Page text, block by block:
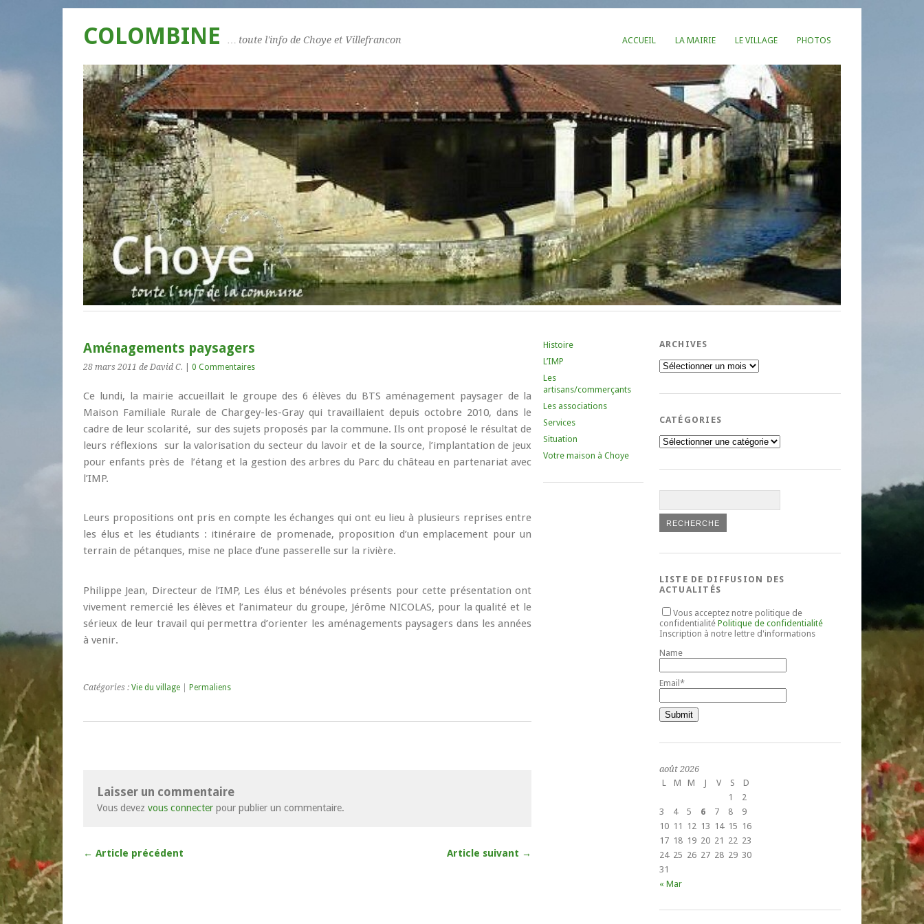
ACCUEIL LA MAIRIE LE VILLAGE PHOTOS
COLOMBINE … toute l'info de Choye et Villefrancon
Aménagements paysagers
28 mars 2011 de David C. 0 Commentaires
Ce lundi, la mairie accueillait le groupe des 6 élèves du BTS aménagement paysager de la
Maison Familiale Rurale de Chargey-les-Gray qui travaillaient depuis octobre 2010, dans le
cadre de leur scolarité, sur des sujets proposés par la commune. Ils ont proposé le résultat de
leurs réflexions sur la valorisation du secteur du lavoir et de la source, l’implantation de jeux
pour enfants près de l’étang et la gestion des arbres du Parc du château en partenariat avec
l’IMP.
Leurs propositions ont pris en compte les échanges qui ont eu lieu à plusieurs reprises entre
les élus et les étudiants : itinéraire de promenade, proposition d’un emplacement pour un
terrain de pétanques, mise ne place d’une passerelle sur la rivière.
Philippe Jean, Directeur de l’IMP, Les élus et bénévoles présents pour cette présentation ont
vivement remercié les élèves et l’animateur du groupe, Jérôme NICOLAS, pour la qualité et le
sérieux de leur travail qui permettra d’orienter les aménagements paysagers dans les années
à venir.
Catégories : Vie du village Permaliens
Laisser un commentaire
Vous devez vous connecter pour publier un commentaire.
← Article précédent Article suivant →
Histoire
L’IMP
Les
artisans/commerçants
Les associations
Services
Situation
Votre maison à Choye
ARCHIVES
Archives
CATÉGORIES
Catégories
LISTE DE DIFFUSION DES
ACTUALITÉS
Vous acceptez notre politique de
confidentialité Politique de confidentialité
Inscription à notre lettre d'informations
Name
Email*
août 2026
L
M M J V S
D
1
2
3
4 5 6 7 8
9
10 11 12 13 14 15 16
17 18 19 20 21 22 23
24 25 26 27 28 29 30
31
« Mar